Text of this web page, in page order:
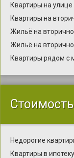
Квартиры на
Квартиры на
Жильё на
Жильё на
Квартиры рядом с
Стоимость
Недорогие
Квартиры в